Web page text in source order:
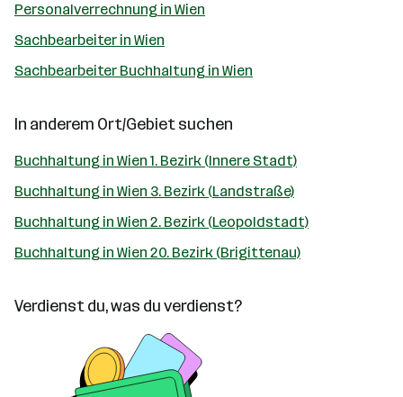
Personalverrechnung in Wien
Sachbearbeiter in Wien
Sachbearbeiter Buchhaltung in Wien
In anderem Ort/Gebiet suchen
Buchhaltung in Wien 1. Bezirk (Innere Stadt)
Buchhaltung in Wien 3. Bezirk (Landstraße)
Buchhaltung in Wien 2. Bezirk (Leopoldstadt)
Buchhaltung in Wien 20. Bezirk (Brigittenau)
Verdienst du, was du verdienst?